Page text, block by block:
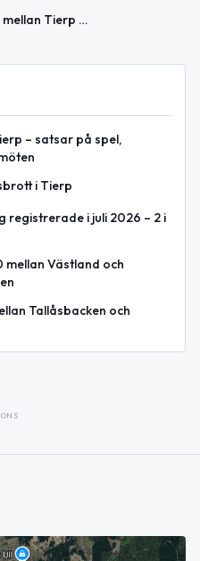
Bärgning på E4 mellan Tierp och Månkarbo påverkar höger körfält
– satsar på spel,
i Tierp
registrerade i juli 2026 – 2 i
Västland och
Tallåsbacken och